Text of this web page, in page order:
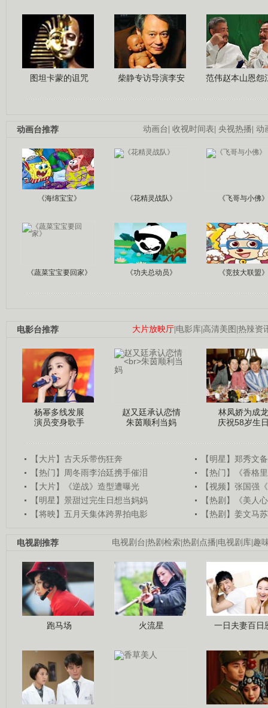
图坦卡蒙的诅咒 柴静专访导演李安 范伟赵本山恩怨
动画台| 收视时间表| 央视热播| 动
动画台推荐
《海绵宝宝》 《花精灵战队》 《飞哥与小佛》
《蔬菜宝宝要回家》 《功夫总动员》 《竞技大联盟》
大片放映厅|电影库|高清美图 |热辣资
电影台推荐
杨幂多线发展
演员变身歌手
赵又廷承认恋情
朱茵顺利当妈
林凤娇为成龙
庆祝58岁生
【大片】古天乐带伤狂奔
【明星】郑秀文
【热门】周冬雨李治廷携手催泪
【热门】《香格
【大片】《逆战》造型遭曝光
【视频】张国强
【明星】景甜过完生日想当妈妈
【热剧】《美人
【将映】五月天集体跨界拍电影
【热剧】姜文马
电视剧台|热剧检索|热剧点播|电视剧库|趣
电视剧推荐
跑马场 火流星 一日夫妻百日